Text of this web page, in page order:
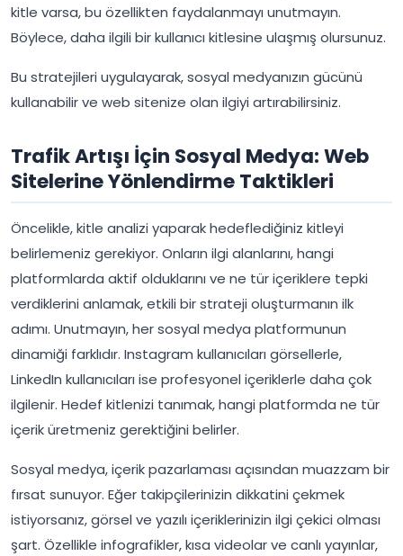
kitle varsa, bu özellikten faydalanmayı unutmayın.
Böylece, daha ilgili bir kullanıcı kitlesine ulaşmış olursunuz.
Bu stratejileri uygulayarak, sosyal medyanızın gücünü
kullanabilir ve web sitenize olan ilgiyi artırabilirsiniz.
Trafik Artışı İçin Sosyal Medya: Web
Sitelerine Yönlendirme Taktikleri
Öncelikle, kitle analizi yaparak hedeflediğiniz kitleyi
belirlemeniz gerekiyor. Onların ilgi alanlarını, hangi
platformlarda aktif olduklarını ve ne tür içeriklere tepki
verdiklerini anlamak, etkili bir strateji oluşturmanın ilk
adımı. Unutmayın, her sosyal medya platformunun
dinamiği farklıdır. Instagram kullanıcıları görsellerle,
LinkedIn kullanıcıları ise profesyonel içeriklerle daha çok
ilgilenir. Hedef kitlenizi tanımak, hangi platformda ne tür
içerik üretmeniz gerektiğini belirler.
Sosyal medya, içerik pazarlaması açısından muazzam bir
fırsat sunuyor. Eğer takipçilerinizin dikkatini çekmek
istiyorsanız, görsel ve yazılı içeriklerinizin ilgi çekici olması
şart. Özellikle infografikler, kısa videolar ve canlı yayınlar,